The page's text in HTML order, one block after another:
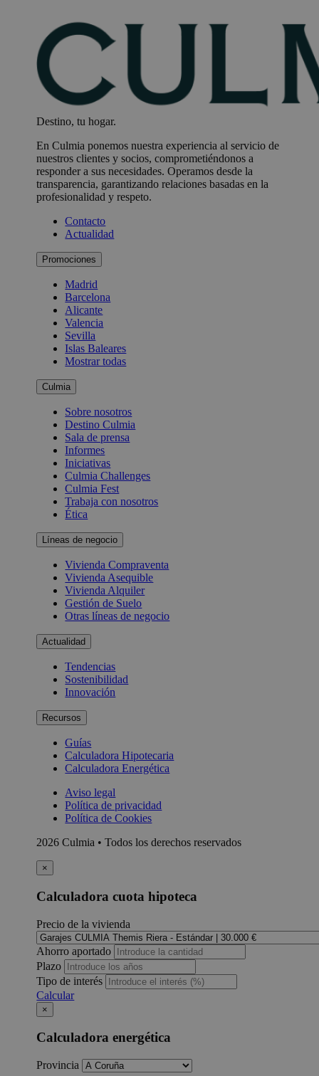
Destino, tu hogar.
En Culmia ponemos nuestra experiencia al servicio de
nuestros clientes y socios, comprometiéndonos a
responder a sus necesidades. Operamos desde la
transparencia, garantizando relaciones basadas en la
profesionalidad y respeto.
Contacto
Actualidad
Promociones
Madrid
Barcelona
Alicante
Valencia
Sevilla
Islas Baleares
Mostrar todas
Culmia
Sobre nosotros
Destino Culmia
Sala de prensa
Informes
Iniciativas
Culmia Challenges
Culmia Fest
Trabaja con nosotros
Ética
Líneas de negocio
Vivienda Compraventa
Vivienda Asequible
Vivienda Alquiler
Gestión de Suelo
Otras líneas de negocio
Actualidad
Tendencias
Sostenibilidad
Innovación
Recursos
Guías
Calculadora Hipotecaria
Calculadora Energética
Aviso legal
Política de privacidad
Política de Cookies
2026 Culmia • Todos los derechos reservados
×
Calculadora cuota hipoteca
Precio de la vivienda
Ahorro aportado
Plazo
Tipo de interés
Calcular
×
Calculadora energética
Provincia